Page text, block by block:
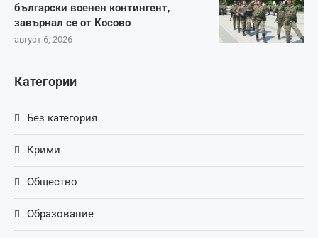
български военен контингент,
завърнал се от Косово
август 6, 2026
Категории
Без категория
Крими
Общество
Образование